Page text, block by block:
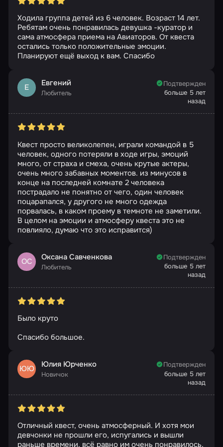
Ходила группа детей из 6 человек. Возраст 14 лет.
Ребятам очень понравилась девушка -куратор и
сама атмосфера приема на Авиаторов. От квеста
остались только положительные эмоции.
Планируют ещё выход к вам. Спасибо
Е Евгений
Любитель
Подтвержден
больше 5 лет
назад
Квест просто великолепен, играли командой в 5
человек, одного потеряли в ходе игры, эмоций
много, от страха и смеха, очень крутые актеры,
очень много забавных моментов. из минусов в
конце на последней комнате 2 человека
пострадало не понятно от чего, один человек
поцарапался, у другого не много одежда
порвалась, в каком проему в темноте не заметили.
В целом на эмоции и атмосферу квеста это не
повлияло, думаю что это исправится)
ОС Оксана Савченкова
Любитель
Подтвержден
больше 5 лет
назад
Было круто
Спасибо большое.
ЮЮ Юлия Юрченко
Новичок
Подтвержден
больше 5 лет
назад
Отличный квест, очень атмосферный. И хотя мои
девчонки не прошли его, испугались и вышли
раньше времени, всё равно им очень понравилось.